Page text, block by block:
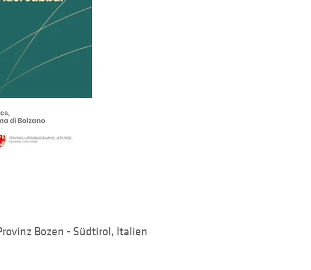
Bozen - Südtirol, Italien